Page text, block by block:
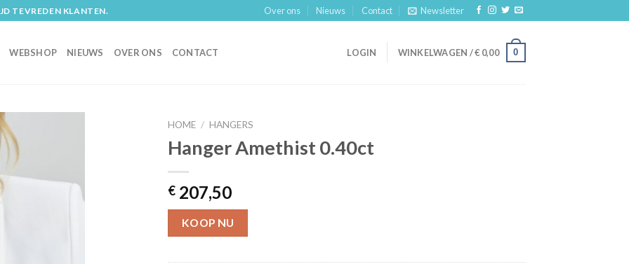
TEVREDEN KLANTEN. Over ons Nieuws Contact Newsletter
WEBSHOP NIEUWS OVER ONS CONTACT LOGIN WINKELWAGEN /€ 0,00 0
HOME / HANGERS
Hanger Amethist 0.40ct
€ 207,50
KOOP NU